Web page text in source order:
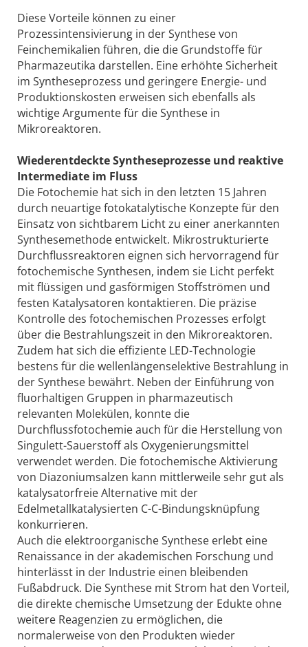
Diese Vorteile können zu einer
Prozessintensivierung in der Synthese von
Feinchemikalien führen, die die Grundstoffe für
Pharmazeutika darstellen. Eine erhöhte Sicherheit
im Syntheseprozess und geringere Energie- und
Produktionskosten erweisen sich ebenfalls als
wichtige Argumente für die Synthese in
Mikroreaktoren.
Wiederentdeckte Syntheseprozesse und reaktive
Intermediate im Fluss
Die Fotochemie hat sich in den letzten 15 Jahren
durch neuartige fotokatalytische Konzepte für den
Einsatz von sichtbarem Licht zu einer anerkannten
Synthesemethode entwickelt. Mikrostrukturierte
Durchflussreaktoren eignen sich hervorragend für
fotochemische Synthesen, indem sie Licht perfekt
mit flüssigen und gasförmigen Stoffströmen und
festen Katalysatoren kontaktieren. Die präzise
Kontrolle des fotochemischen Prozesses erfolgt
über die Bestrahlungszeit in den Mikroreaktoren.
Zudem hat sich die effiziente LED-Technologie
bestens für die wellenlängenselektive Bestrahlung in
der Synthese bewährt. Neben der Einführung von
fluorhaltigen Gruppen in pharmazeutisch
relevanten Molekülen, konnte die
Durchflussfotochemie auch für die Herstellung von
Singulett-Sauerstoff als Oxygenierungsmittel
verwendet werden. Die fotochemische Aktivierung
von Diazoniumsalzen kann mittlerweile sehr gut als
katalysatorfreie Alternative mit der
Edelmetallkatalysierten C-C-Bindungsknüpfung
konkurrieren.
Auch die elektroorganische Synthese erlebt eine
Renaissance in der akademischen Forschung und
hinterlässt in der Industrie einen bleibenden
Fußabdruck. Die Synthese mit Strom hat den Vorteil,
die direkte chemische Umsetzung der Edukte ohne
weitere Reagenzien zu ermöglichen, die
normalerweise von den Produkten wieder